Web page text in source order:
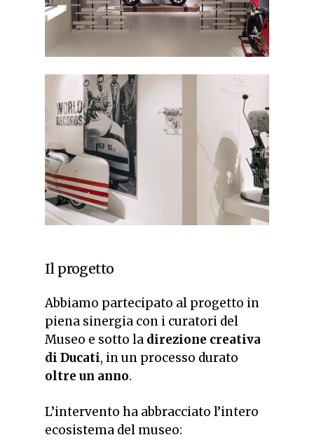
Il progetto
Abbiamo partecipato al progetto in
piena sinergia con i curatori del
Museo e sotto la direzione creativa
di Ducati, in un processo durato
oltre un anno.
L’intervento ha abbracciato l’intero
ecosistema del museo: